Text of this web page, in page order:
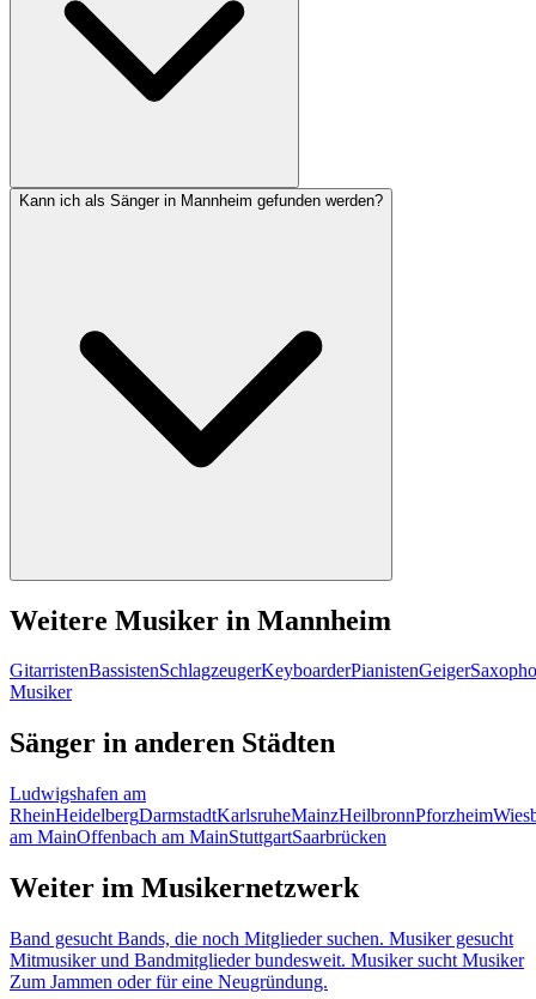
Kann ich als Sänger in Mannheim gefunden werden?
Weitere Musiker in Mannheim
GitarristenBassistenSchlagzeugerKeyboarderPianistenGeiger
Musiker
Sänger in anderen Städten
Ludwigshafen am
RheinHeidelbergDarmstadtKarlsruheMainzHeilbronnPforzheim
am MainOffenbach am MainStuttgartSaarbrücken
Weiter im Musikernetzwerk
Band gesucht Bands, die noch Mitglieder suchen. Musiker gesucht
Mitmusiker und Bandmitglieder bundesweit. Musiker sucht Musiker
Zum Jammen oder für eine Neugründung.